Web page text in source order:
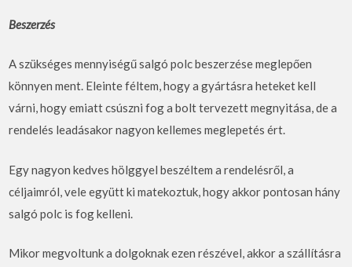
Beszerzés
A szükséges mennyiségű salgó polc beszerzése meglepően
könnyen ment. Eleinte féltem, hogy a gyártásra heteket kell
várni, hogy emiatt csúszni fog a bolt tervezett megnyitása, de a
rendelés leadásakor nagyon kellemes meglepetés ért.
Egy nagyon kedves hölggyel beszéltem a rendelésről, a
céljaimról, vele együtt ki matekoztuk, hogy akkor pontosan hány
salgó polc is fog kelleni.
Mikor megvoltunk a dolgoknak ezen részével, akkor a szállításra